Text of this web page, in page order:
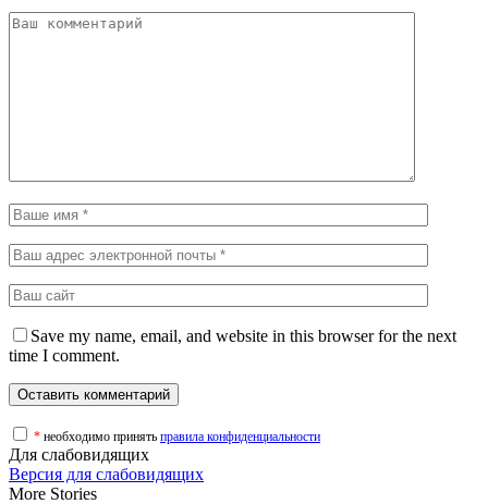
Save my name, email, and website in this browser for the next
time I comment.
* необходимо принять правила конфиденциальности
Для слабовидящих
Версия для слабовидящих
More Stories